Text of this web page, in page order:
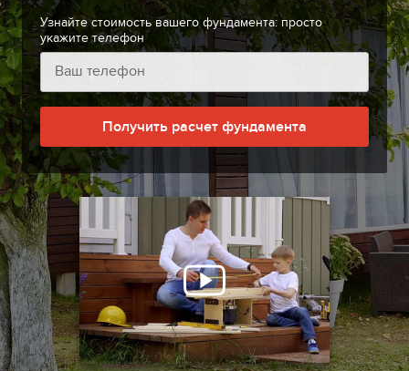
Узнайте стоимость вашего фундамента: просто
укажите телефон
Получить расчет фундамента